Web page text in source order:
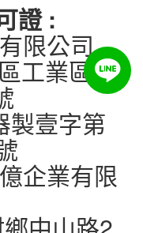
證 :
限公司
工業區33
製壹字第
企業有限